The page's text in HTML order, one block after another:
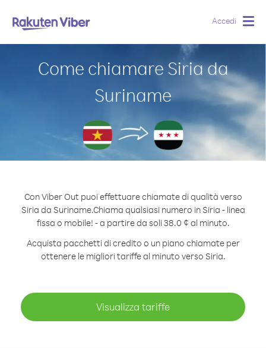
Accedi
Come chiamare Siria da
Suriname
Con Viber Out puoi effettuare chiamate di qualità verso
Siria da Suriname.Chiama qualsiasi numero in Siria - linea
fissa o mobile! - a partire da soli 38.0 ¢ al minuto.
Acquista pacchetti di credito o un piano chiamate per
ottenere le migliori tariffe al minuto verso Siria.
Visualizza tariffe